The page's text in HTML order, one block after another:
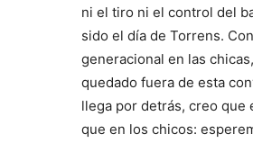
ni el tiro ni el control del
sido el día de Torrens.
generacional en las
quedado fuera de esta
llega por detrás, creo que
que en los chicos: